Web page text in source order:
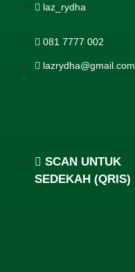
laz_rydha
081 7777 002
lazrydha@gmail.com
SCAN UNTUK
SEDEKAH (QRIS)